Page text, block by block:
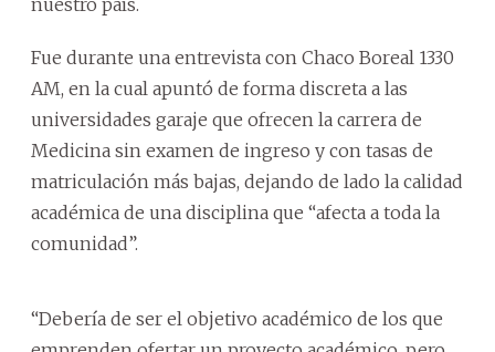
Fue durante una entrevista con Chaco Boreal 1330
AM, en la cual apuntó de forma discreta a las
universidades garaje que ofrecen la carrera de
Medicina sin examen de ingreso y con tasas de
matriculación más bajas, dejando de lado la calidad
académica de una disciplina que “afecta a toda la
comunidad”.
“Debería de ser el objetivo académico de los que